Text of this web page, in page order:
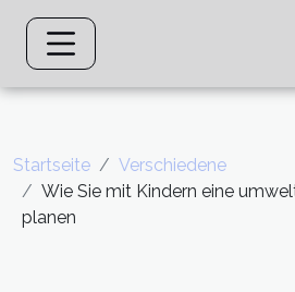
Startseite
Verschiedene
Wie Sie mit Kindern eine
planen